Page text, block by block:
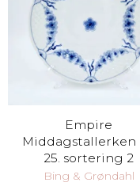
Empire
Middagstallerken
25. sortering 2
Bing & Grøndahl